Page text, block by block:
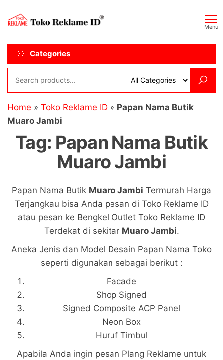
content
ID
Menu
Categories
Home » Toko Reklame ID » Papan Nama Butik
Muaro Jambi
Tag: Papan Nama Butik
Muaro Jambi
Papan Nama Butik Muaro Jambi Termurah Harga
Terjangkau bisa Anda pesan di Toko Reklame ID
atau pesan ke Bengkel Outlet Toko Reklame ID
Terdekat di sekitar Muaro Jambi.
Aneka Jenis dan Model Desain Papan Nama Toko
seperti digunakan sebagai berikut :
Facade
Shop Signed
Signed Composite ACP Panel
Neon Box
Huruf Timbul
Apabila Anda ingin pesan Plang Reklame untuk